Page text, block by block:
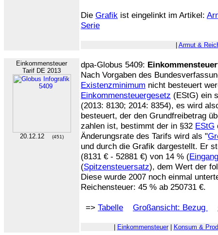
Die Grafik ist eingelinkt im Artikel:
Serie
Armut &
Einkommensteuer
Tarif DE 2013
20.12.12 (451)
dpa-Globus 5409:
Nach Vorgaben des
Existenzminimum nicht besteuert
Einkommensteuergesetz (EStG) ein
(2013: 8130; 2014: 8354), es wird
besteuert, der den Grundfreibetrag
zahlen ist, bestimmt der in §32 EStG
Änderungsrate des Tarifs wird als "
und durch die Grafik dargestellt. Er
(8131 € - 52881 €) von 14 % (
(Spitzensteuersatz), dem Wert der
Diese wurde 2007 noch einmal
Reichensteuer: 45 % ab 250731 €.
=> Tabelle Großansicht: Bezug
Einkommensteuer| Konsum &